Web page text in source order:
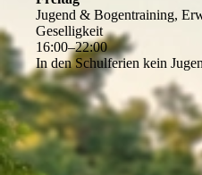
Jugend & Bogentraining,
Geselligkeit
16:00–22:00
In den Schulferien kein